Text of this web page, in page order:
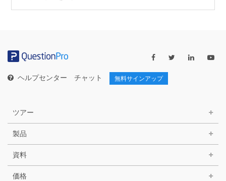
カ
ー
ヘルプセンター チャット 無料サインアップ
ツアー
製品
資料
価格